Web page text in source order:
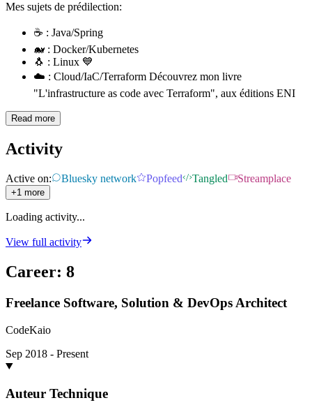
Mes sujets de prédilection:
☕ : Java/Spring
🐋 : Docker/Kubernetes
🐧 : Linux 💙
☁️ : Cloud/IaC/Terraform Découvrez mon livre
"L'infrastructure as code avec Terraform", aux éditions ENI
Read more
Activity
Active on: Bluesky network Popfeed Tangled Streamplace
+1 more
Loading activity...
View full activity
Career: 8
Freelance Software, Solution & DevOps Architect
CodeKaio
Sep 2018 - Present
Auteur Technique